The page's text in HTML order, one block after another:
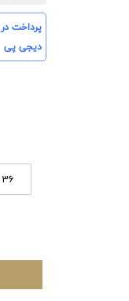
پرداخت در ۴ قسط
دیجی پی
36